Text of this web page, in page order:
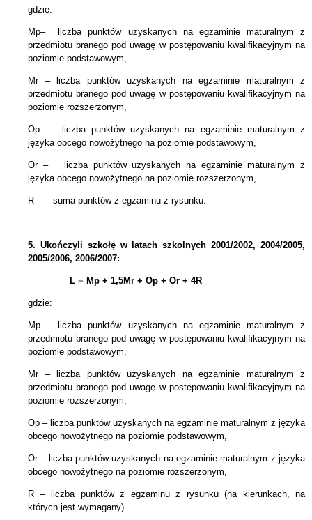
gdzie:
Mp– liczba punktów uzyskanych na egzaminie maturalnym z
przedmiotu branego pod uwagę w postępowaniu kwalifikacyjnym na
poziomie podstawowym,
Mr – liczba punktów uzyskanych na egzaminie maturalnym z
przedmiotu branego pod uwagę w postępowaniu kwalifikacyjnym na
poziomie rozszerzonym,
Op– liczba punktów uzyskanych na egzaminie maturalnym z
języka obcego nowożytnego na poziomie podstawowym,
Or – liczba punktów uzyskanych na egzaminie maturalnym z
języka obcego nowożytnego na poziomie rozszerzonym,
R – suma punktów z egzaminu z rysunku.
5. Ukończyli szkołę w latach szkolnych 2001/2002, 2004/2005,
2005/2006, 2006/2007:
L = Mp + 1,5Mr + Op + Or + 4R
gdzie:
Mp – liczba punktów uzyskanych na egzaminie maturalnym z
przedmiotu branego pod uwagę w postępowaniu kwalifikacyjnym na
poziomie podstawowym,
Mr – liczba punktów uzyskanych na egzaminie maturalnym z
przedmiotu branego pod uwagę w postępowaniu kwalifikacyjnym na
poziomie rozszerzonym,
Op – liczba punktów uzyskanych na egzaminie maturalnym z języka
obcego nowożytnego na poziomie podstawowym,
Or – liczba punktów uzyskanych na egzaminie maturalnym z języka
obcego nowożytnego na poziomie rozszerzonym,
R – liczba punktów z egzaminu z rysunku (na kierunkach, na
których jest wymagany).